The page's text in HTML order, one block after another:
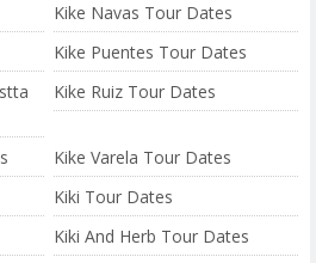
Kike Navas Tour Dates
Kike Puentes Tour Dates
Kike Ruiz Tour Dates
Kike Varela Tour Dates
Kiki Tour Dates
Kiki And Herb Tour Dates